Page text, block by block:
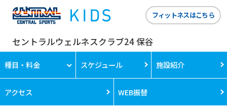
セントラルウェルネスクラブ24 保谷
フィットネスはこちら
種目・料金 スケジュール 施設紹介
アクセス WEB振替